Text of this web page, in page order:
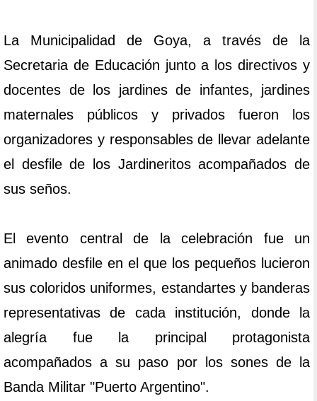
La Municipalidad de Goya, a través de la
Secretaria de Educación junto a los directivos y
docentes de los jardines de infantes, jardines
maternales públicos y privados fueron los
organizadores y responsables de llevar adelante
el desfile de los Jardineritos acompañados de
sus seños.
El evento central de la celebración fue un
animado desfile en el que los pequeños lucieron
sus coloridos uniformes, estandartes y banderas
representativas de cada institución, donde la
alegría fue la principal protagonista
acompañados a su paso por los sones de la
Banda Militar "Puerto Argentino".